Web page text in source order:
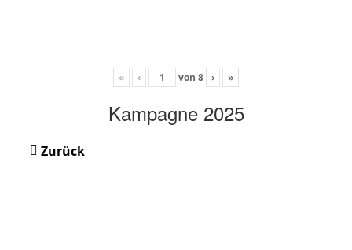
« ‹ von 8 › »
Kampagne 2025
Zurück